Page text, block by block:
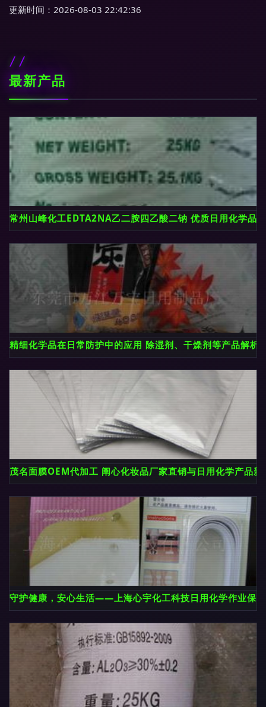
更新时间：2026-08-03 22:42:36
最新产品
常州山峰化工EDTA2NA乙二胺四乙酸二钠 优质日用化学品
精细化学品在日常防护中的应用 除湿剂、干燥剂等产品解析
茂名面膜OEM代加工 阐心化妆品厂家直销与日用化学产品新
守护健康，安心生活——上海心宇化工科技日用化学作业保